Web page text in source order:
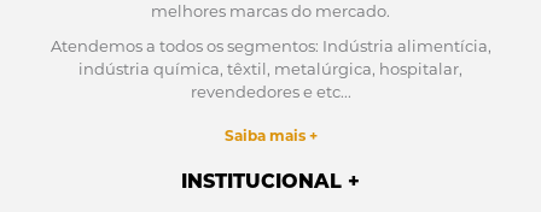
melhores marcas do mercado.
Atendemos a todos os segmentos: Indústria alimentícia,
indústria química, têxtil, metalúrgica, hospitalar,
revendedores e etc...
Saiba mais +
INSTITUCIONAL